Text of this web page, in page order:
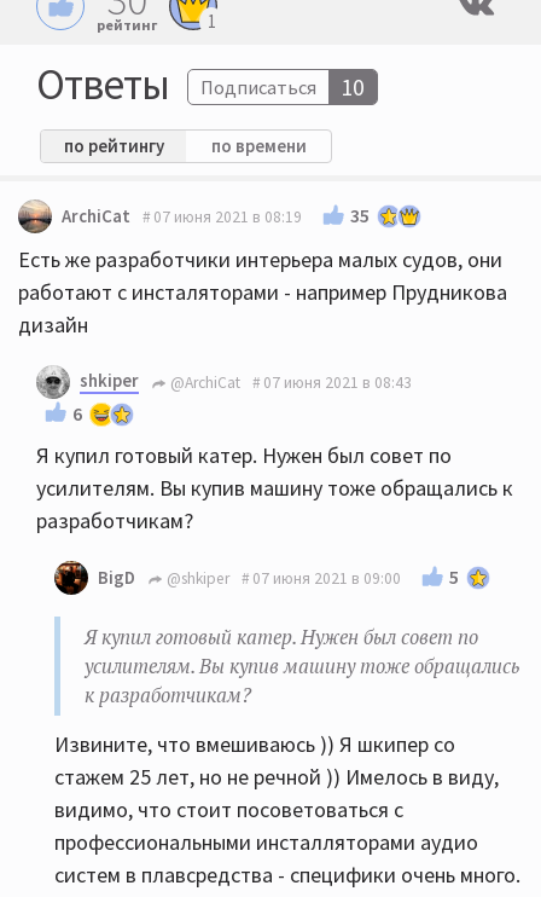
рейтинг 1
Ответы Подписаться 10
по рейтингу по времени
ArchiCat 07 июня 2021 в 08:19 35
Есть же разработчики интерьера малых судов, они
работают с инсталяторами - например Прудникова
дизайн
shkiper @ArchiCat 07 июня 2021 в 08:43
6
Я купил готовый катер. Нужен был совет по
усилителям. Вы купив машину тоже обращались к
разработчикам?
BigD @shkiper 07 июня 2021 в 09:00 5
Я купил готовый катер. Нужен был совет по
усилителям. Вы купив машину тоже обращались
к разработчикам?
Извините, что вмешиваюсь )) Я шкипер со
стажем 25 лет, но не речной )) Имелось в виду,
видимо, что стоит посоветоваться с
профессиональными инсталляторами аудио
систем в плавсредства - специфики очень много.